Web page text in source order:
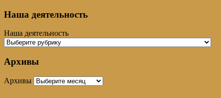
Наша деятельность
Наша деятельность
Архивы
Архивы